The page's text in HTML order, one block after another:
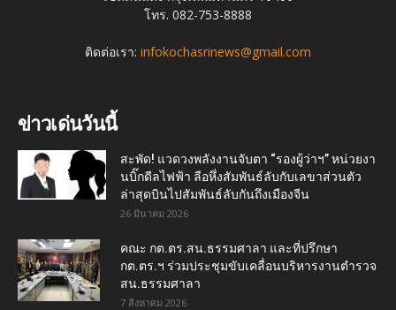
โทร. 082-753-8888
ติดต่อเรา: infokochasrinews@gmail.com
ข่าวเด่นวันนี้
สะพัด! แวดวงพลังงานจับตา “รองผู้ว่าฯ” หน่วยงา
นบิ๊กดีลไฟฟ้า ลือหึ่งสัมพันธ์ลับกับเลขาส่วนตัว
ล่าสุดบินไปสัมพันธ์ลับกันถึงเมืองจีน
26 มีนาคม 2026
คณะ กต.ตร.สน.ธรรมศาลา และที่ปรึกษา
กต.ตร.ฯ ร่วมประชุมขับเคลื่อนบริหารงานตำรวจ
สน.ธรรมศาลา
7 สิงหาคม 2026